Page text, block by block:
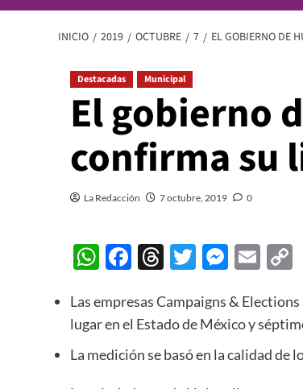
INICIO 2019 OCTUBRE 7 EL GOBIERNO DE
Destacadas Municipal
El gobierno
confirma su
La Redacción 7 octubre, 2019 0
WhatsApp
Facebook
Threads
Twitter
Las empresas Campaigns &
lugar en el Estado de México y
La medición se basó en la calidad de